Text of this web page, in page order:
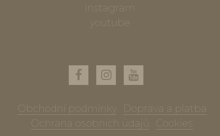
instagram
youtube
Obchodní podmínky
Doprava a platba
Ochrana osobních údajů
Cookies